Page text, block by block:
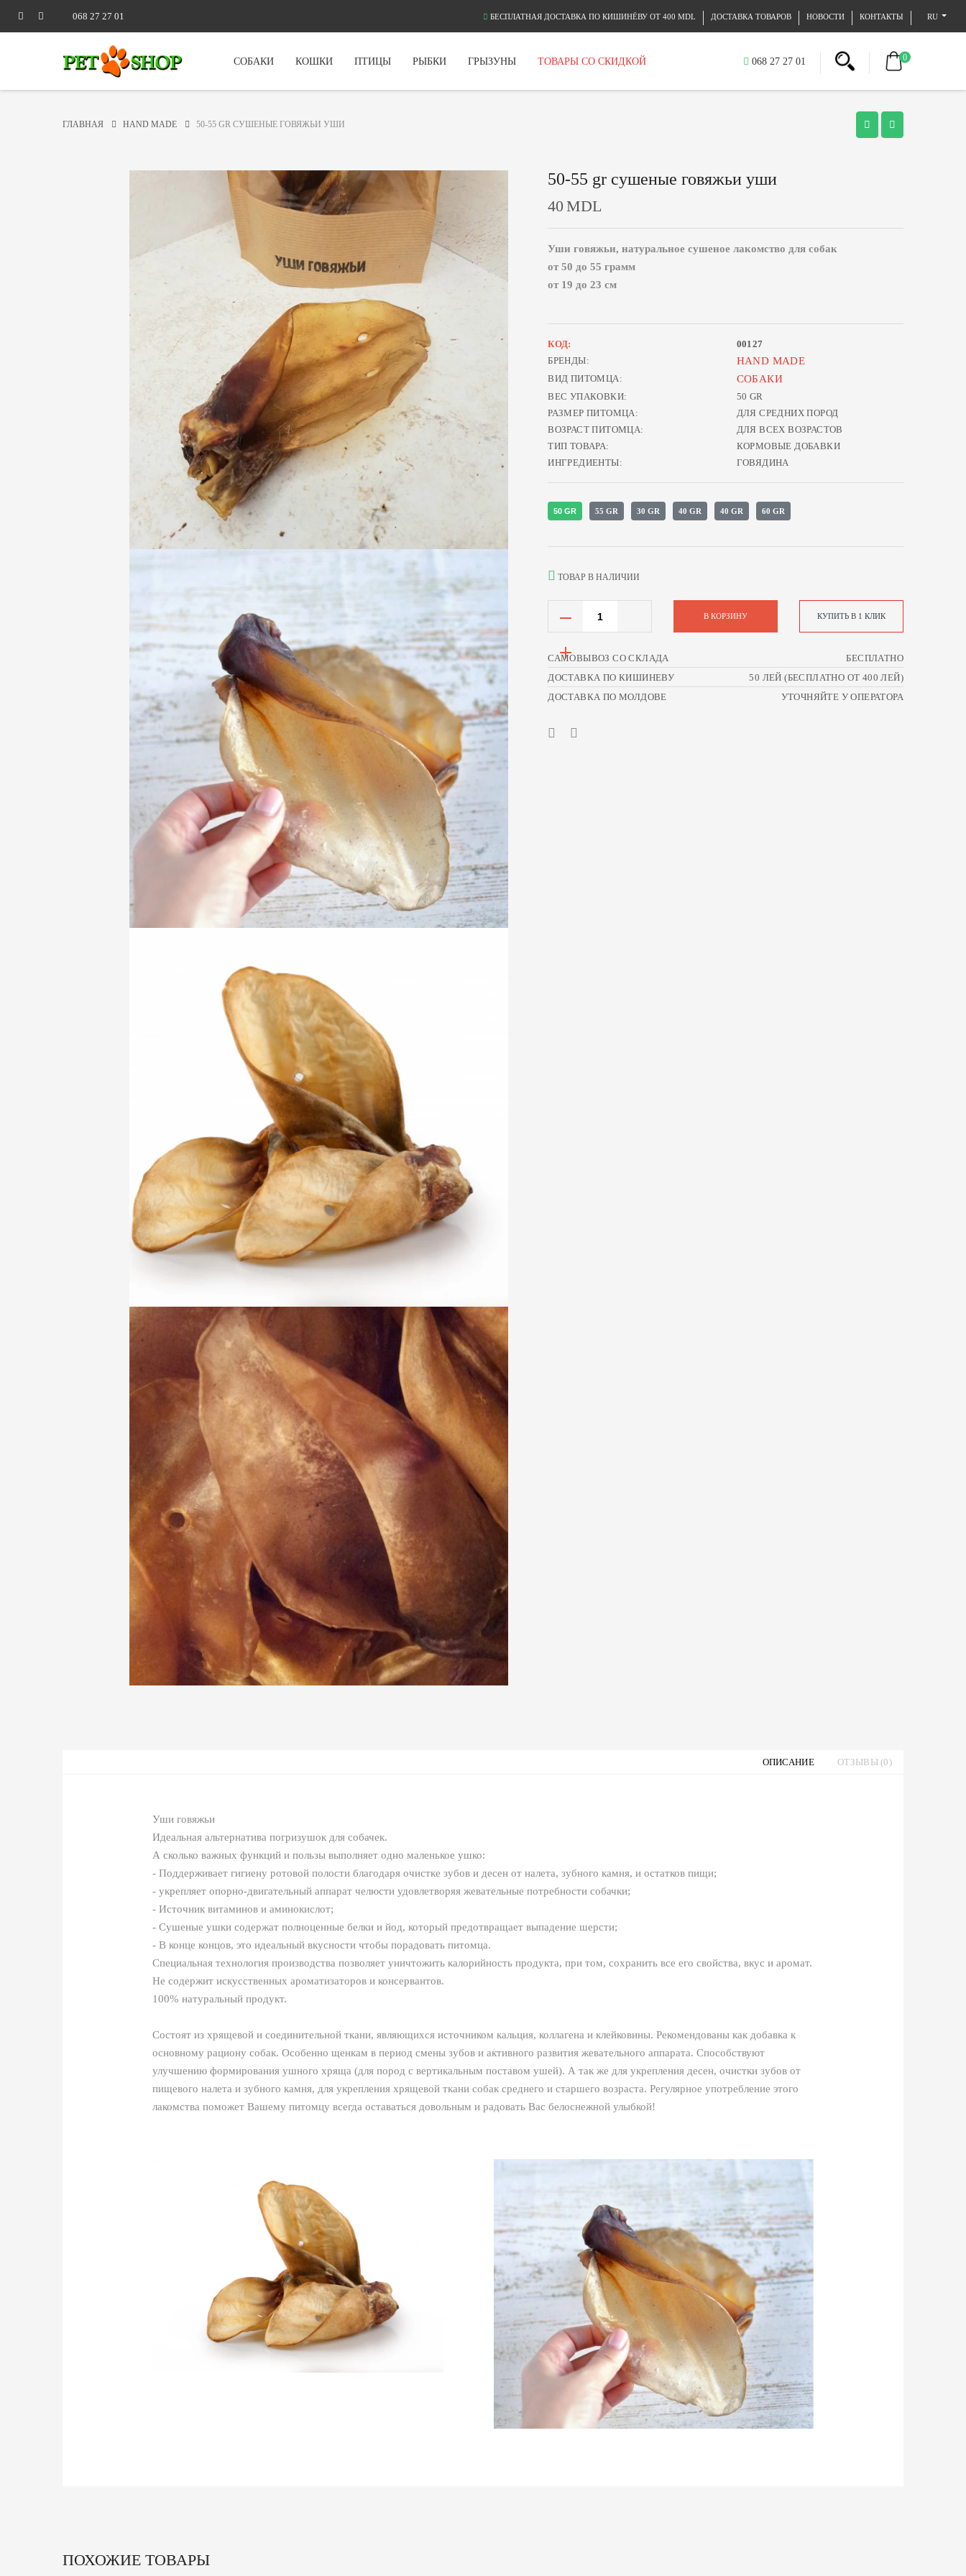
068 27 27 01 БЕСПЛАТНАЯ ДОСТАВКА ПО КИШИНЁВУ ОТ 400 MDL ДОСТАВКА ТОВАРОВ НОВОСТИ КОНТАКТЫ RU
СОБАКИ КОШКИ ПТИЦЫ РЫБКИ ГРЫЗУНЫ ТОВАРЫ СО СКИДКОЙ 068 27 27 01 0
ГЛАВНАЯ HAND MADE 50-55 GR СУШЕНЫЕ ГОВЯЖЬИ УШИ
50-55 gr сушеные говяжьи уши
40 MDL
Уши говяжьи, натуральное сушеное лакомство для собак
от 50 до 55 грамм
от 19 до 23 см
КОД:
00127
БРЕНДЫ:
HAND MADE
ВИД ПИТОМЦА: СОБАКИ
ВЕС УПАКОВКИ:
50 GR
РАЗМЕР ПИТОМЦА:
ДЛЯ СРЕДНИХ ПОРОД
ВОЗРАСТ ПИТОМЦА:
ДЛЯ ВСЕХ ВОЗРАСТОВ
ТИП ТОВАРА:
КОРМОВЫЕ ДОБАВКИ
ИНГРЕДИЕНТЫ:
ГОВЯДИНА
50 GR 55 GR 30 GR 40 GR 40 GR 60 GR
ТОВАР В НАЛИЧИИ
В КОРЗИНУ КУПИТЬ В 1 КЛИК
САМОВЫВОЗ СО СКЛАДА
БЕСПЛАТНО
ДОСТАВКА ПО КИШИНЕВУ
50 ЛЕЙ (БЕСПЛАТНО ОТ 400 ЛЕЙ)
ДОСТАВКА ПО МОЛДОВЕ
УТОЧНЯЙТЕ У ОПЕРАТОРА
ОПИСАНИЕ ОТЗЫВЫ (0)
Уши говяжьи
Идеальная альтернатива погризушок для собачек.
А сколько важных функций и пользы выполняет одно маленькое ушко:
- Поддерживает гигиену ротовой полости благодаря очистке зубов и десен от налета, зубного камня, и остатков пищи;
- укрепляет опорно-двигательный аппарат челюсти удовлетворяя жевательные потребности собачки;
- Источник витаминов и аминокислот;
- Сушеные ушки содержат полноценные белки и йод, который предотвращает выпадение шерсти;
- В конце концов, это идеальный вкусности чтобы порадовать питомца.
Специальная технология производства позволяет уничтожить калорийность продукта, при том, сохранить все его свойства, вкус и аромат.
Не содержит искусственных ароматизаторов и консервантов.
100% натуральный продукт.
Состоят из хрящевой и соединительной ткани, являющихся источником кальция, коллагена и клейковины. Рекомендованы как добавка к
основному рациону собак. Особенно щенкам в период смены зубов и активного развития жевательного аппарата. Способствуют
улучшению формирования ушного хряща (для пород с вертикальным поставом ушей). А так же для укрепления десен, очистки зубов от
пищевого налета и зубного камня, для укрепления хрящевой ткани собак среднего и старшего возраста. Регулярное употребление этого
лакомства поможет Вашему питомцу всегда оставаться довольным и радовать Вас белоснежной улыбкой!
ПОХОЖИЕ ТОВАРЫ